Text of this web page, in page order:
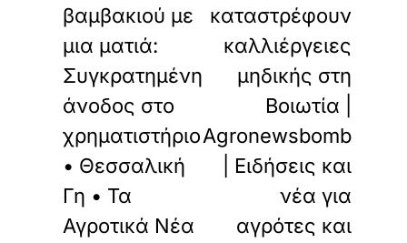
βαμβακιού με
μια ματιά:
Συγκρατημένη
άνοδος στο
χρηματιστήριο
• Θεσσαλική
Γη • Τα
Αγροτικά Νέα
καταστρέφουν
καλλιέργειες
μηδικής στη
Βοιωτία |
Agronewsbomb
| Ειδήσεις και
νέα για
αγρότες και